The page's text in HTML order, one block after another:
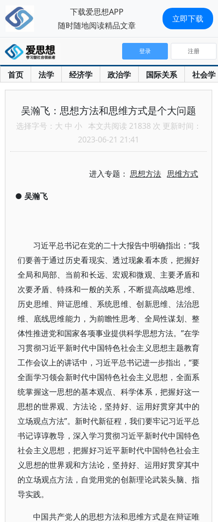
首页 法学 经济学 政治学 国际关系 社会学
登录 注册
吴瀚飞：思想方法和思维方式是个大问题
选择字号： 大 中 小 本文共阅读 21838 次 更新时间：
2023-06-21 21:41
进入专题：思想方法 思维方式
● 吴瀚飞
习近平总书记在党的二十大报告中明确指出：“我
们要善于通过历史看现实、透过现象看本质，把握好
全局和局部、当前和长远、宏观和微观、主要矛盾和
次要矛盾、特殊和一般的关系，不断提高战略思维、
历史思维、辩证思维、系统思维、创新思维、法治思
维、底线思维能力，为前瞻性思考、全局性谋划、整
体性推进党和国家各项事业提供科学思想方法。”在学
习贯彻习近平新时代中国特色社会主义思想主题教育
工作会议上的讲话中，习近平总书记进一步指出，“要
全面学习领会新时代中国特色社会主义思想，全面系
统掌握这一思想的基本观点、科学体系，把握好这一
思想的世界观、方法论，坚持好、运用好贯穿其中的
立场观点方法”。新时代新征程，我们要牢记习近平总
书记谆谆教导，深入学习贯彻习近平新时代中国特色
社会主义思想，把握好习近平新时代中国特色社会主
义思想的世界观和方法论，坚持好、运用好贯穿其中
的立场观点方法，自觉用党的创新理论武装头脑、指
导实践。
中国共产党人的思想方法和思维方式是在辩证唯
下载爱思想APP
随时随地阅读精品文章
立即下载